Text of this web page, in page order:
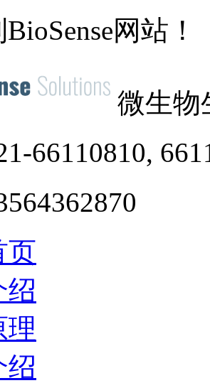
网站！
微生物
66110810,
页
绍
理
绍